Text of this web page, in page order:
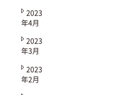
2023
年4月
2023
年3月
2023
年2月